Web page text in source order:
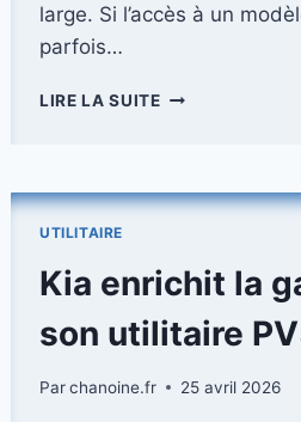
large. Si l’accès à un
parfois…
LIRE LA SUITEVAN
BIEN
MODÈLE
COMPACT
POUR
LA
ET
UTILITAIRE
Kia enrichit la
son utilitaire
Parchanoine.fr 25 avril 2026